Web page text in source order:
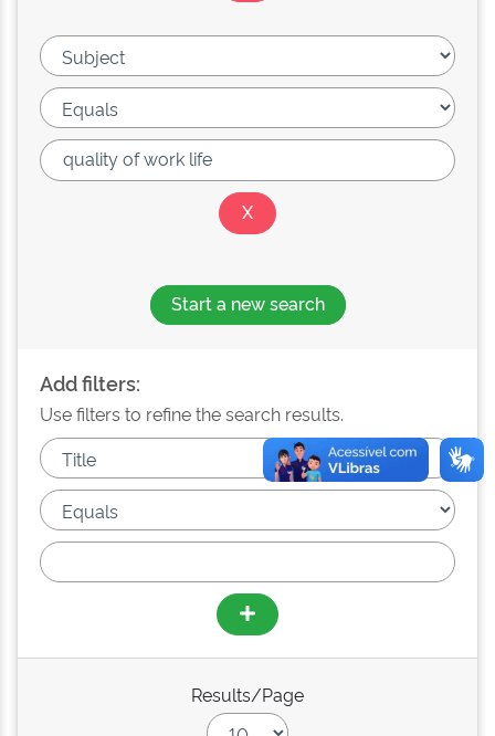
Start a new search
Add filters:
Use filters to refine the search results.
Results/Page